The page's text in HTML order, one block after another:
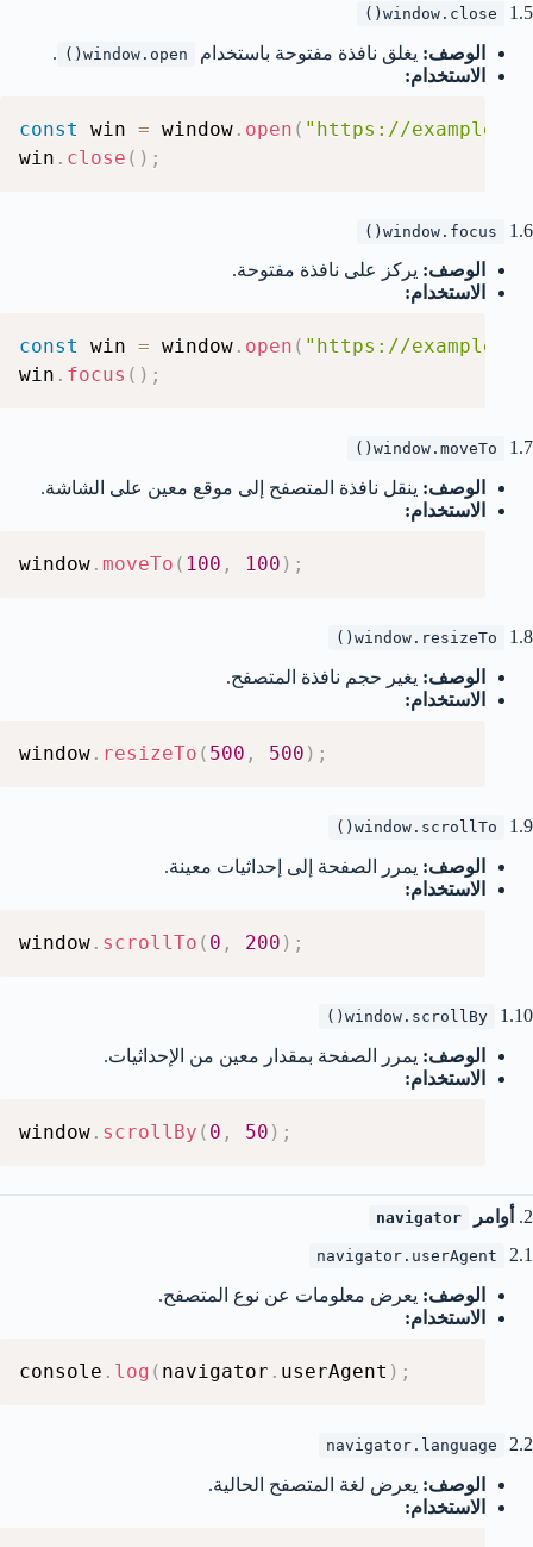
1.5
window.close()
الوصف: يغلق نافذة مفتوحة باستخدام window.open()
.
الاستخدام:
const win = window . open ( "https://
win . close ( ) ;
1.6
window.focus()
الوصف: يركز على نافذة مفتوحة.
الاستخدام:
const win = window . open ( "https://
win . focus ( ) ;
1.7
window.moveTo()
الوصف: ينقل نافذة المتصفح إلى موقع معين على الشاشة.
الاستخدام:
window . moveTo ( 100 , 100 ) ;
1.8
window.resizeTo()
الوصف: يغير حجم نافذة المتصفح.
الاستخدام:
window . resizeTo ( 500 , 500 ) ;
1.9
window.scrollTo()
الوصف: يمرر الصفحة إلى إحداثيات معينة.
الاستخدام:
window . scrollTo ( 0 , 200 ) ;
1.10
window.scrollBy()
الوصف: يمرر الصفحة بمقدار معين من الإحداثيات.
الاستخدام:
window . scrollBy ( 0 , 50 ) ;
2. أوامر navigator
2.1
navigator.userAgent
الوصف: يعرض معلومات عن نوع المتصفح.
الاستخدام:
console . log ( navigator . userAgent ) ;
2.2
navigator.language
الوصف: يعرض لغة المتصفح الحالية.
الاستخدام: